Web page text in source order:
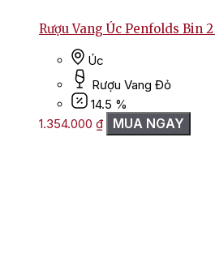
Rượu Vang Úc Penfolds Bin
Úc
Rượu Vang Đỏ
14.5 %
1.354.000 ₫ MUA NGAY